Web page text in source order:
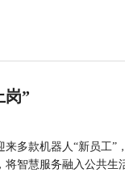
岗”
多款机器人“新员工
智慧服务融入公共生